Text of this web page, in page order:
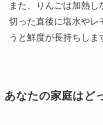
また、りんごは加熱し
切った直後に塩水やレ
うと鮮度が長持ちしま
あなたの家庭はど